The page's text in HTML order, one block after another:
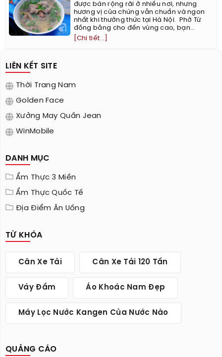
được bán rộng rãi ở nhiều nơi, nhưng
hương vị của chúng vẫn chuẩn và ngon
nhất khi thưởng thức tại Hà Nội. ​ Phở Từ
đồng bằng cho đến vùng cao, bạn...
[Chi tiết...]
LIÊN KẾT SITE
Thời Trang Nam
Golden Face
Xưởng May Quần Jean
WinMobile
DANH MỤC
Ẩm Thực 3 Miền
Ẩm Thực Quốc Tế
Địa Điểm Ăn Uống
TỪ KHÓA
Cân Xe Tải Cân Xe Tải 120 Tấn
Váy Đầm Áo Khoác Nam Đẹp
Máy Lọc Nước Kangen Của Nước Nào
QUẢNG CÁO